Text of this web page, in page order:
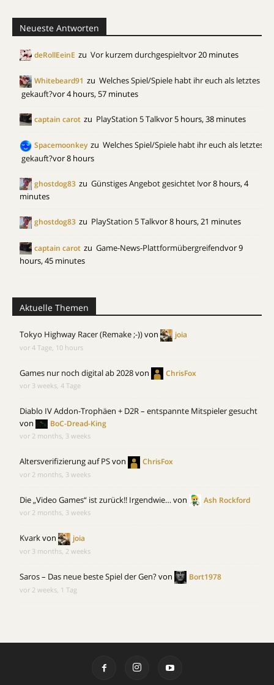
Neueste Antworten
deRollEeinE zu Vor kurzem durchgespieltvor 20 minutes
Whitebeard91 zu Welches Spiel/Spiele habt ihr euch als letztes
gekauft?vor 4 hours, 57 minutes
captain carot zu PlayStation 5 Talkvor 5 hours, 38 minutes
Spacemoonkey zu Welches Spiel/Spiele habt ihr euch als letztes
gekauft?vor 8 hours
ghostdog83 zu Günstiges Angebot gesichtet !vor 8 hours, 4
minutes
ghostdog83 zu PlayStation 5 Talkvor 8 hours, 21 minutes
captain carot zu Game-News-Plattformübergreifendvor 9
hours, 45 minutes
Aktuelle Themen
Tokyo Highway Racer (Remake ;-))von joia
vor 4 Tage, 10 hours
Games nur noch digital ab 2028von ChrisFox
vor 3 weeks, 4 Tage
Diablo IV Addon-Trophäen + D2R – entspannte Mitspieler gesucht
von
BoC-Dread-King
vor 2 months, 3 weeks
Altersverifizierung auf PSvon ChrisFox
vor 2 months, 3 weeks
Die „Video Games“ ist zurück!! Irgendwie…von Ash Rockford
vor 2 months, 3 weeks
Kvarkvon joia
vor 3 months, 2 weeks
Saros – Das neue beste Spiel der Gen?von Bort1978
vor 2 weeks, 1 Tag